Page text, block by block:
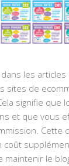
les articles
sites de
signifie que
et que vous
Cette
coût
maintenir le